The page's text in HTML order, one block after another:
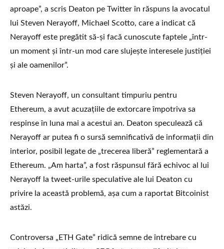
aproape”, a scris Deaton pe Twitter în răspuns la avocatul
lui Steven Nerayoff, Michael Scotto, care a indicat că
Nerayoff este pregătit să-și facă cunoscute faptele „într-
un moment și într-un mod care slujește interesele justiției
și ale oamenilor”.
Steven Nerayoff, un consultant timpuriu pentru
Ethereum, a avut acuzațiile de extorcare împotriva sa
respinse în luna mai a acestui an. Deaton speculează că
Nerayoff ar putea fi o sursă semnificativă de informații din
interior, posibil legate de „trecerea liberă” reglementară a
Ethereum. „Am harta”, a fost răspunsul fără echivoc al lui
Nerayoff la tweet-urile speculative ale lui Deaton cu
privire la această problemă, așa cum a raportat Bitcoinist
astăzi.
Controversa „ETH Gate” ridică semne de întrebare cu